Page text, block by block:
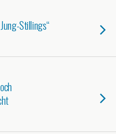
Stillings“